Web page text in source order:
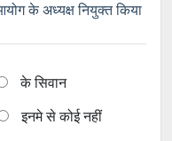
के अध्यक्ष नियुक्त किया
के सिवान
इनमे से कोई नहीं